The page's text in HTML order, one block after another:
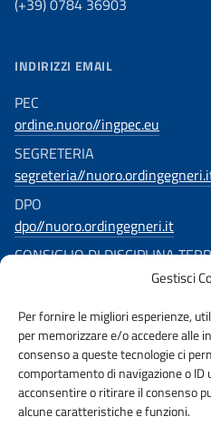
Gestisci
Per fornire le migliori esperienze,
per memorizzare e/o accedere alle
consenso a queste tecnologie ci
comportamento di navigazione o ID
acconsentire o ritirare il consenso
alcune caratteristiche e funzioni.
(+39) 0784 36903
INDIRIZZI EMAIL
PEC
ordine.nuoro//ingpec.eu
SEGRETERIA
segreteria//
DPO
dpo//nuoro.ordingegneri.it
CONSIGLIO DI DISCIPLINA
SEGUICI SU